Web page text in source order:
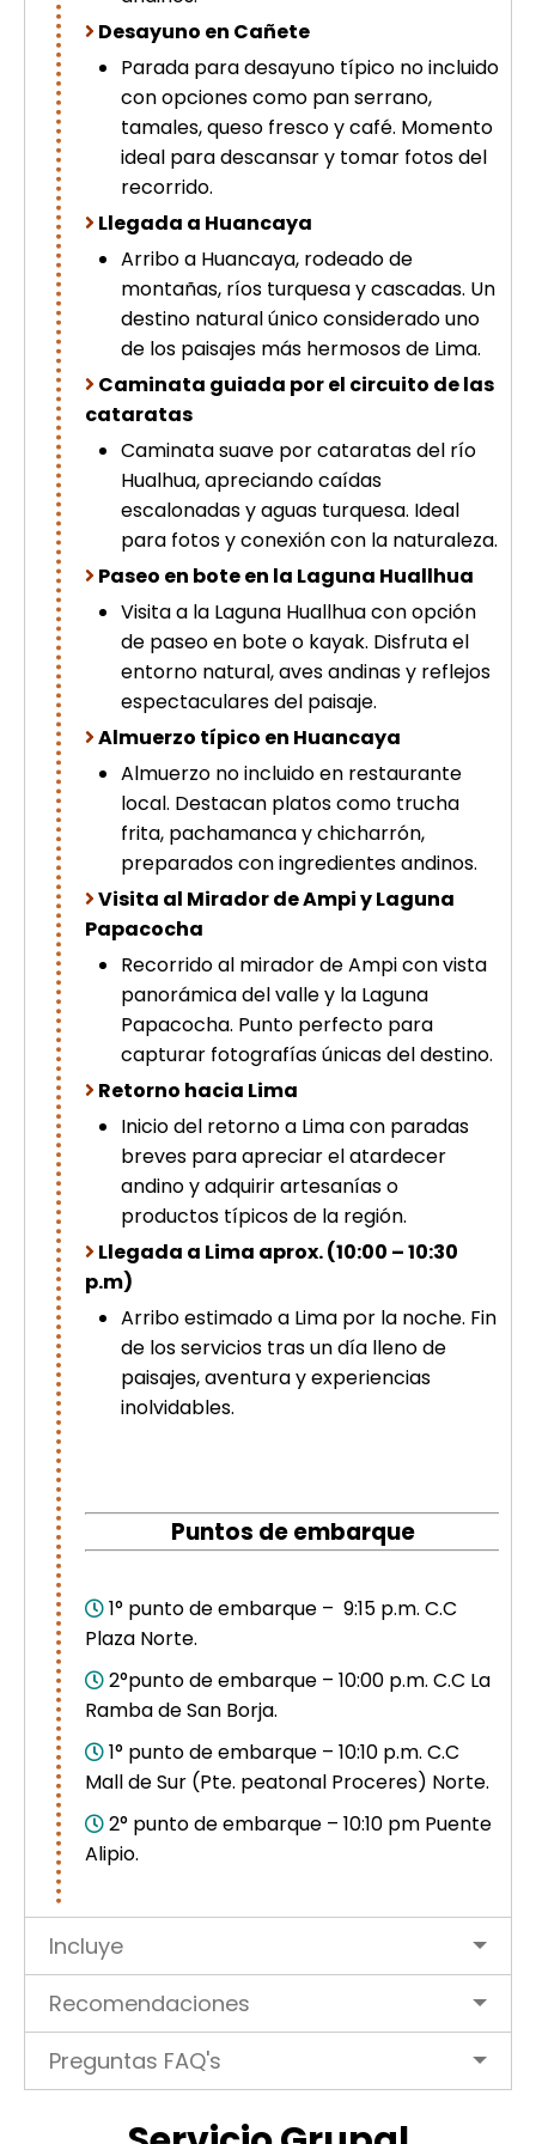
Tour de lujo Cusco 8 dias
Machupicchu + Hotel 4*
Tour Tiahuanaco desde Puno 1 día-
Puerta del Sol & Bolivia
Tour Uros Taquile 1 día | Salidas
desde Puno
Desayuno en Cañete
Parada para desayuno típico no incluido
con opciones como pan serrano,
tamales, queso fresco y café. Momento
ideal para descansar y tomar fotos del
recorrido.
Llegada a Huancaya
Arribo a Huancaya, rodeado de
montañas, ríos turquesa y cascadas. Un
destino natural único considerado uno
de los paisajes más hermosos de Lima.
Caminata guiada por el circuito de las
cataratas
Caminata suave por cataratas del río
Hualhua, apreciando caídas
escalonadas y aguas turquesa. Ideal
para fotos y conexión con la naturaleza.
Paseo en bote en la Laguna Huallhua
Visita a la Laguna Huallhua con opción
de paseo en bote o kayak. Disfruta el
entorno natural, aves andinas y reflejos
espectaculares del paisaje.
Almuerzo típico en Huancaya
Almuerzo no incluido en restaurante
local. Destacan platos como trucha
frita, pachamanca y chicharrón,
preparados con ingredientes andinos.
Visita al Mirador de Ampi y Laguna
Papacocha
Recorrido al mirador de Ampi con vista
panorámica del valle y la Laguna
Papacocha. Punto perfecto para
capturar fotografías únicas del destino.
Retorno hacia Lima
Inicio del retorno a Lima con paradas
breves para apreciar el atardecer
andino y adquirir artesanías o
productos típicos de la región.
Llegada a Lima aprox. (10:00 – 10:30
p.m)
Arribo estimado a Lima por la noche. Fin
de los servicios tras un día lleno de
paisajes, aventura y experiencias
inolvidables.
Puntos de embarque
1° punto de embarque – 9:15 p.m. C.C
Plaza Norte.
2°punto de embarque – 10:00 p.m. C.C La
Ramba de San Borja.
1° punto de embarque – 10:10 p.m. C.C
Mall de Sur (Pte. peatonal Proceres) Norte.
2° punto de embarque – 10:10 pm Puente
Alipio.
Incluye
Recomendaciones
Preguntas FAQ's